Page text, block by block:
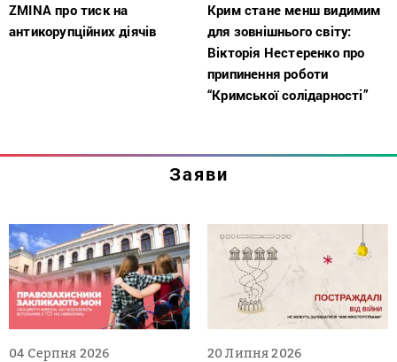
ZMINA про тиск на
антикорупційних діячів
Крим стане менш видимим
для зовнішнього світу:
Вікторія Нестеренко про
припинення роботи
“Кримської солідарності”
Заяви
04 Серпня 2026 20 Липня 2026